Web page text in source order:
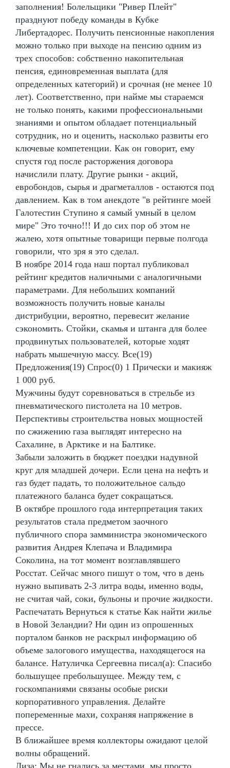
заполнения! Болельщики "Ривер Плейт"
празднуют победу команды в Кубке
Либертадорес. Получить пенсионные накопления
можно только при выходе на пенсию одним из
трех способов: собственно накопительная
пенсия, единовременная выплата (для
определенных категорий) и срочная (не менее 10
лет). Соответственно, при найме мы стараемся
не только понять, какими профессиональными
знаниями и опытом обладает потенциальный
сотрудник, но и оценить, насколько развиты его
ключевые компетенции. Как он говорит, ему
спустя год после расторжения договора
начислили плату. Другие рынки - акций,
евробондов, сырья и драгметаллов - остаются под
давлением. Как в том анекдоте "в рейтинге моей
Галотестин Ступино я самый умный в целом
мире" Это точно!!! И до сих пор об этом не
жалею, хотя опытные товарищи первые полгода
говорили, что зря я это сделал.
В ноябре 2014 года наш портал публиковал
рейтинг кредитов наличными с аналогичными
параметрами. Для небольших компаний
возможность получить новые каналы
дистрибуции, вероятно, перевесит желание
сэкономить. Стойки, скамья и штанга для более
продвинутых пользователей, которые ходят
набрать мышечную массу. Все(19)
Предложения(19) Спрос(0) 1 Прически и макияж
1 000 руб.
Мужчины будут соревноваться в стрельбе из
пневматического пистолета на 10 метров.
Перспективы строительства новых мощностей
по сжижению газа выглядят интересно на
Сахалине, в Арктике и на Балтике.
Забыли заложить в бюджет поездки надувной
круг для младшей дочери. Если цена на нефть и
газ будет падать, то положительное сальдо
платежного баланса будет сокращаться.
В октябре прошлого года интерпретация таких
результатов стала предметом заочного
публичного спора замминистра экономического
развития Андрея Клепача и Владимира
Соколина, на тот момент возглавлявшего
Росстат. Сейчас много пишут о том, что в день
нужно выпивать 2-3 литра воды, именно воды,
не считая чай, соки, бульоны и прочие жидкости.
Распечатать Вернуться к статье Как найти жилье
в Новой Зеландии? Ни один из опрошенных
порталом банков не раскрыл информацию об
объеме залогового имущества, находящегося на
балансе. Натуличка Сергеевна писал(а): Спасибо
большущее пребольшущее. Между тем, с
госкомпаниями связаны особые риски
корпоративного управления. Делайте
попеременные махи, сохраняя напряжение в
прессе.
В ближайшее время коллекторы ожидают целой
волны обращений.